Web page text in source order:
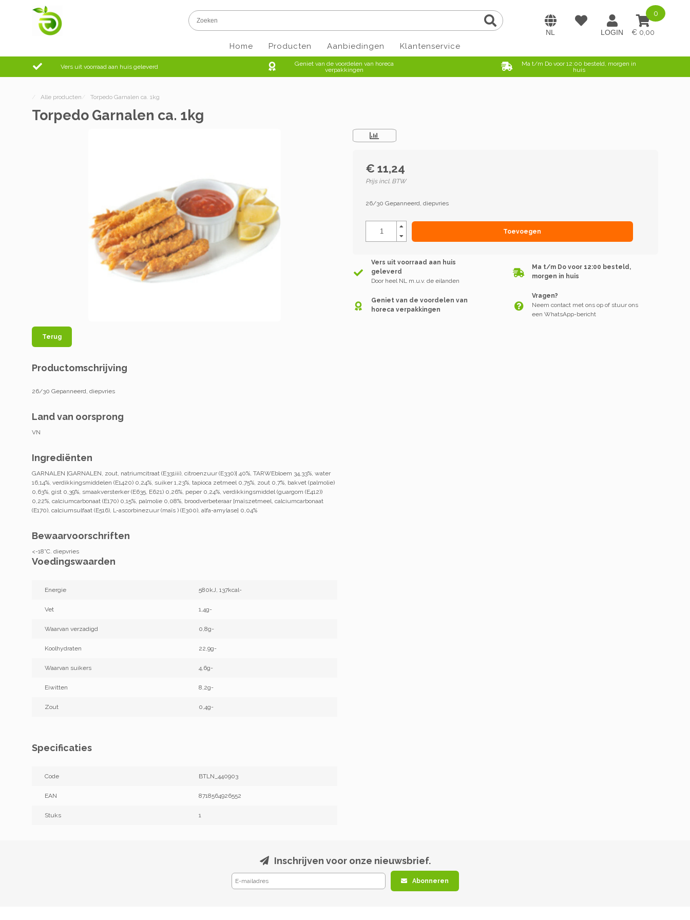
0,00
0
Home Producten Aanbiedingen Klantenservice
Vers uit voorraad aan huis geleverd
Geniet van de voordelen van horeca
verpakkingen
Ma t/m Do voor 12:00 besteld, morgen in
huis
/ Alle producten / Torpedo Garnalen ca. 1kg
Torpedo Garnalen ca. 1kg
Terug
€ 11,24
Prijs incl. BTW
26/30 Gepanneerd, diepvries
Toevoegen
Vers uit voorraad aan huis
geleverd
Door heel NL m.u.v. de eilanden
Ma t/m Do voor 12:00 besteld,
morgen in huis
Geniet van de voordelen van
horeca verpakkingen
Vragen?
Neem contact met ons op of stuur ons
een WhatsApp-bericht
Productomschrijving
26/30 Gepanneerd, diepvries
Land van oorsprong
VN
Ingrediënten
GARNALEN [GARNALEN, zout, natriumcitraat (E331iii), citroenzuur (E330)] 40%, TARWEbloem 34,33%, water
16,14%, verdikkingsmiddelen (E1420) 0,24%, suiker 1,23%, tapioca zetmeel 0,75%, zout 0,7%, bakvet (palmolie)
0,63%, gist 0,39%, smaakversterker (E635, E621) 0,26%, peper 0,24%, verdikkingsmiddel (guargom (E412))
0,22%, calciumcarbonaat (E170) 0,15%, palmolie 0,08%, broodverbeteraar [maïszetmeel, calciumcarbonaat
(E170), calciumsulfaat (E516), L-ascorbinezuur (maïs ) (E300), alfa-amylase] 0,04%
Bewaarvoorschriften
<-18°C. diepvries
Voedingswaarden
Energie 580kJ, 137kcal-
Vet 1,4g-
Waarvan verzadigd 0,8g-
Koolhydraten 22,9g-
Waarvan suikers 4,6g-
Eiwitten 8,2g-
Zout 0,4g-
Specificaties
Code BTLN_440903
EAN 8718564926552
Stuks 1
Inschrijven voor onze nieuwsbrief.
Abonneren